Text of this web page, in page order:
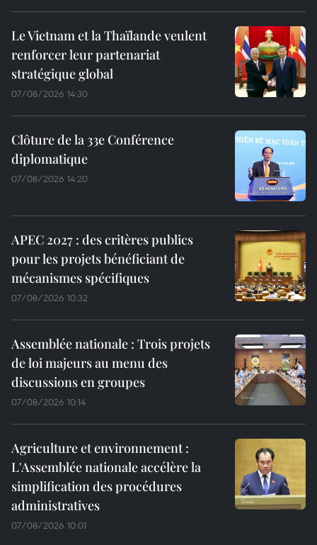
Le Vietnam et la Thaïlande veulent
renforcer leur partenariat
stratégique global
07/08/2026 14:30
Clôture de la 33e Conférence
diplomatique
07/08/2026 14:20
APEC 2027 : des critères publics
pour les projets bénéficiant de
mécanismes spécifiques
07/08/2026 10:32
Assemblée nationale : Trois projets
de loi majeurs au menu des
discussions en groupes
07/08/2026 10:14
Agriculture et environnement :
L'Assemblée nationale accélère la
simplification des procédures
administratives
07/08/2026 10:01